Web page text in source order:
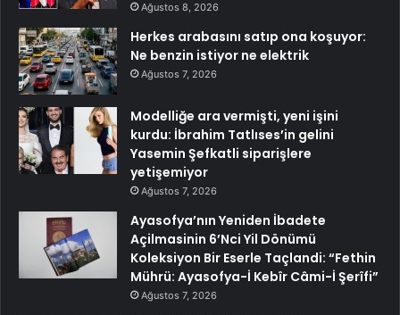
Ağustos 8, 2026
Herkes arabasını satıp ona koşuyor:
Ne benzin istiyor ne elektrik
Ağustos 7, 2026
Modelliğe ara vermişti, yeni işini
kurdu: İbrahim Tatlıses’in gelini
Yasemin Şefkatli siparişlere
yetişemiyor
Ağustos 7, 2026
Ayasofya’nın Yeniden İbadete
Açilmasinin 6’Nci Yil Dönümü
Koleksiyon Bir Eserle Taçlandi: “Fethin
Mührü: Ayasofya-İ Kebîr Câmi-İ Şerîfi”
Ağustos 7, 2026